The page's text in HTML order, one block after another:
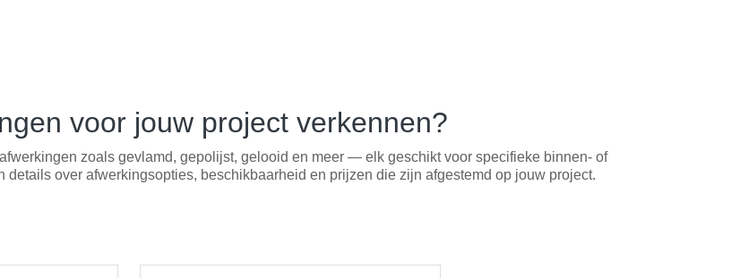
voor jouw project verkennen?
zoals gevlamd, gepolijst, gelooid en meer — elk geschikt voor specifieke binnen- of
over afwerkingsopties, beschikbaarheid en prijzen die zijn afgestemd op jouw project.